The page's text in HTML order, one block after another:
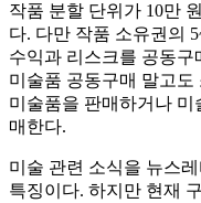
작품 분할 단위가 10만
다. 다만 작품 소유권의
수익과 리스크를 공동
미술품 공동구매 말고
미술품을 판매하거나
매한다.
미술 관련 소식을 뉴스
특징이다. 하지만 현재